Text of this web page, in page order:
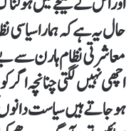
حال یہ ہے کہ ہمارا سیاسی
معاشرتی نظام ہارن سے
اچھی نہیں لگتی چنانچہ
ہو جاتے ہیں سیاست دانوں